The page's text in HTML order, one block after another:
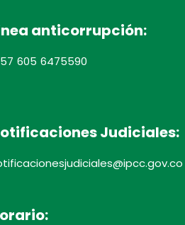
anticorrupción:
605 6475590
Judiciales: